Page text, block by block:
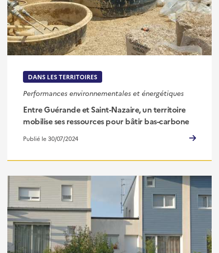
DANS LES TERRITOIRES
Performances environnementales et énergétiques
Entre Guérande et Saint-Nazaire, un territoire
mobilise ses ressources pour bâtir bas-carbone
Publié le 30/07/2024